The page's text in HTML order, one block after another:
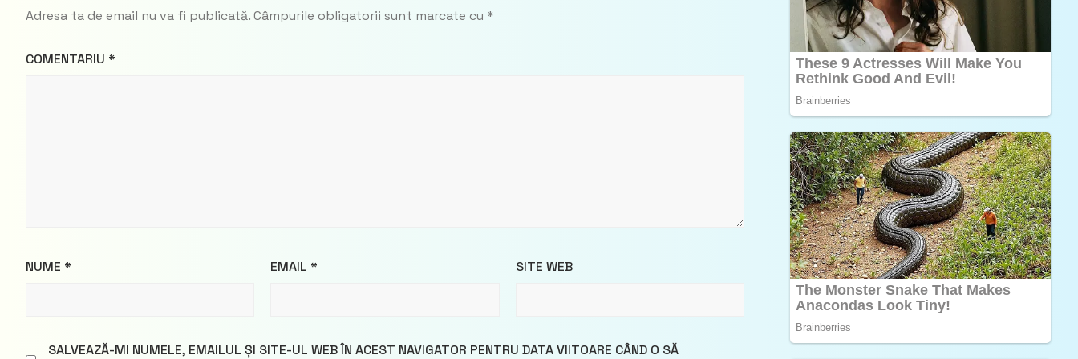
Adresa ta de email nu va fi publicată.Câmpurile obligatorii sunt marcate cu *
COMENTARIU *
NUME * EMAIL * SITE WEB
SALVEAZĂ-MI NUMELE, EMAILUL ȘI SITE-UL WEB ÎN ACEST NAVIGATOR PENTRU DATA VIITOARE CÂND O SĂ